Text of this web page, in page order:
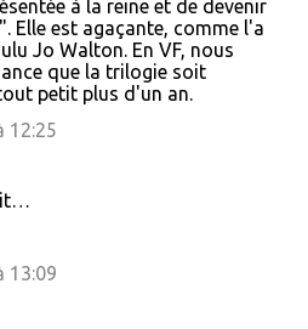
à la reine et de devenir
Elle est agaçante, comme l'a
Jo Walton. En VF, nous
que la trilogie soit
petit plus d'un an.
12:25
13:09